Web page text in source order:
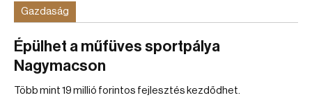
Gazdaság
Épülhet a műfüves sportpálya
Nagymacson
Több mint 19 millió forintos fejlesztés kezdődhet.